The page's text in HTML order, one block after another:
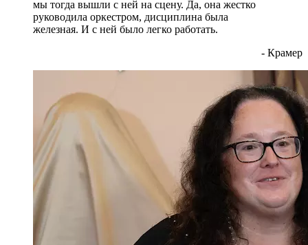
мы тогда вышли с ней на сцену. Да, она жестко
руководила оркестром, дисциплина была
железная. И с ней было легко работать.
- Крамер